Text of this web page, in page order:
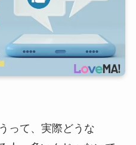
って、実際どうな